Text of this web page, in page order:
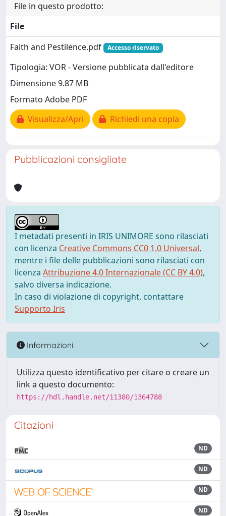
File in questo prodotto:
File
Faith and Pestilence.pdf
Accesso riservato
Tipologia: VOR - Versione pubblicata dall'editore
Dimensione 9.87 MB
Formato Adobe PDF
Visualizza/Apri
Richiedi una copia
Pubblicazioni consigliate
I metadati presenti in IRIS UNIMORE sono rilasciati
con licenza Creative Commons CC0 1.0 Universal,
mentre i file delle pubblicazioni sono rilasciati con
licenza Attribuzione 4.0 Internazionale (CC BY 4.0),
salvo diversa indicazione.
In caso di violazione di copyright, contattare
Supporto Iris
Informazioni
Utilizza questo identificativo per citare o creare un
link a questo documento:
https://hdl.handle.net/11380/1364788
Citazioni
ND
ND
ND
ND